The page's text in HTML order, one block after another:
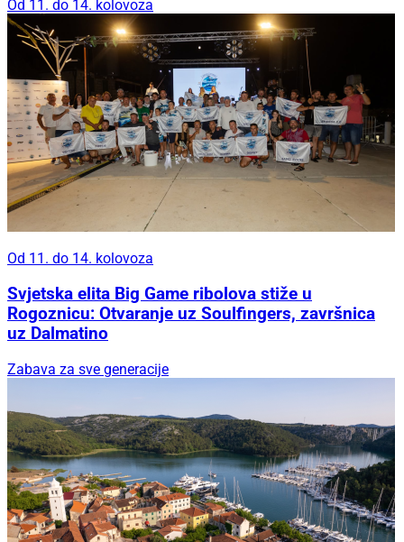
Od 11. do 14. kolovoza
Od 11. do 14. kolovoza
Svjetska elita Big Game ribolova stiže u
Rogoznicu: Otvaranje uz Soulfingers, završnica
uz Dalmatino
Zabava za sve generacije